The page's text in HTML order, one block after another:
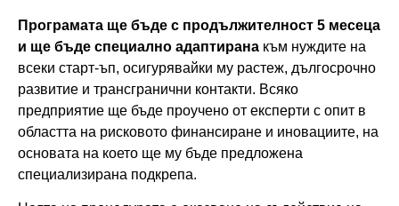
Програмата ще бъде с продължителност 5 месеца
и ще бъде специално адаптирана към нуждите на
всеки старт-ъп, осигурявайки му растеж, дългосрочно
развитие и трансгранични контакти. Всяко
предприятие ще бъде проучено от експерти с опит в
областта на рисковото финансиране и иновациите, на
основата на което ще му бъде предложена
специализирана подкрепа.